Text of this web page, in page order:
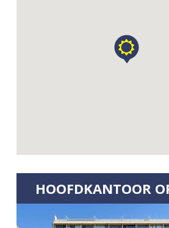
HOOFDKANTOOR